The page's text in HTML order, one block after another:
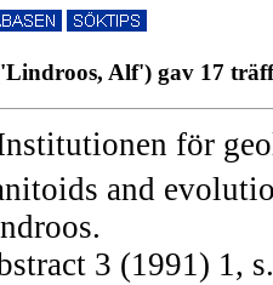
Alf') gav 17
för
and
3 (1991) 1,